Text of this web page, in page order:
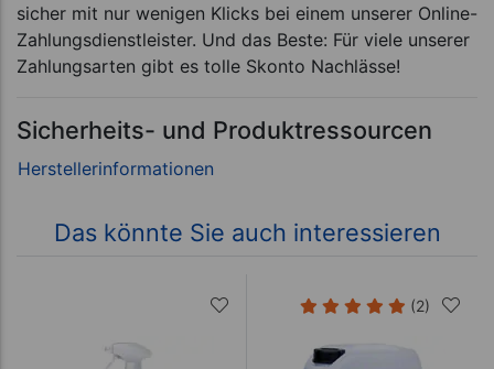
sicher mit nur wenigen Klicks bei einem unserer Online-
Zahlungsdienstleister. Und das Beste: Für viele unserer
Zahlungsarten gibt es tolle Skonto Nachlässe!
Sicherheits- und Produktressourcen
Das könnte Sie auch interessieren
(2)